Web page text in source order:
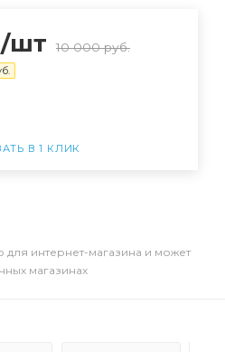
/шт 10 000руб.
В 1 КЛИК
для интернет-магазина и может
магазинах